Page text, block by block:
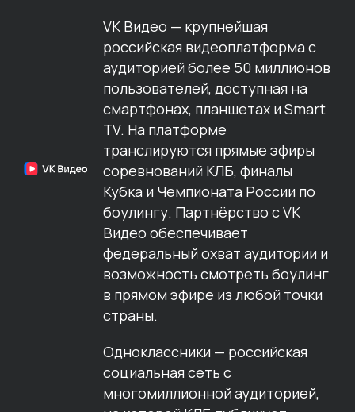
VK Видео — крупнейшая
российская видеоплатформа с
аудиторией более 50 миллионов
пользователей, доступная на
смартфонах, планшетах и Smart
TV. На платформе
транслируются прямые эфиры
соревнований КЛБ, финалы
Кубка и Чемпионата России по
боулингу. Партнёрство с VK
Видео обеспечивает
федеральный охват аудитории и
возможность смотреть боулинг
в прямом эфире из любой точки
страны.
Одноклассники — российская
социальная сеть с
многомиллионной аудиторией,